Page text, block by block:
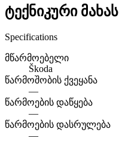
ტექნიკური
Specifications
მწარმოებელი
Škoda
წარმოშობის ქვეყანა
—
წარმოების დაწყება
—
წარმოების დასრულება
—